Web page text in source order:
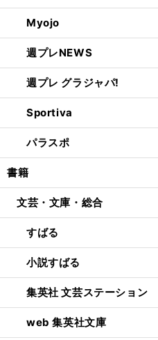
Myojo
週プレNEWS
週プレ グラジャパ!
Sportiva
パラスポ
書籍
文芸・文庫・総合
すばる
小説すばる
集英社 文芸ステーション
web 集英社文庫